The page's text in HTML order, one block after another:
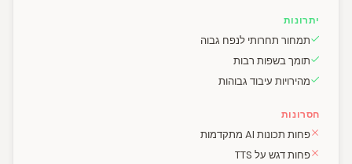
יתרונות
תמחור תחרותי לנפח גבוה
תומך בשפות רבות
מהירויות עיבוד גבוהות
חסרונות
פחות תכונות AI מתקדמות
פחות דגש על TTS